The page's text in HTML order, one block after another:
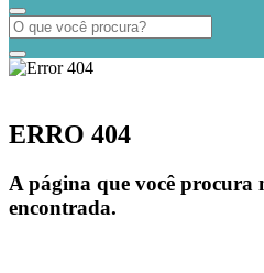
ERRO 404
A página que você procura
encontrada.